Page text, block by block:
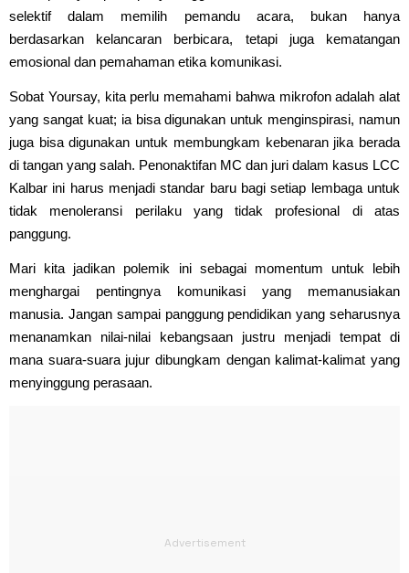
selektif dalam memilih pemandu acara, bukan hanya
berdasarkan kelancaran berbicara, tetapi juga kematangan
emosional dan pemahaman etika komunikasi.
Sobat Yoursay, kita perlu memahami bahwa mikrofon adalah alat
yang sangat kuat; ia bisa digunakan untuk menginspirasi, namun
juga bisa digunakan untuk membungkam kebenaran jika berada
di tangan yang salah. Penonaktifan MC dan juri dalam kasus LCC
Kalbar ini harus menjadi standar baru bagi setiap lembaga untuk
tidak menoleransi perilaku yang tidak profesional di atas
panggung.
Mari kita jadikan polemik ini sebagai momentum untuk lebih
menghargai pentingnya komunikasi yang memanusiakan
manusia. Jangan sampai panggung pendidikan yang seharusnya
menanamkan nilai-nilai kebangsaan justru menjadi tempat di
mana suara-suara jujur dibungkam dengan kalimat-kalimat yang
menyinggung perasaan.